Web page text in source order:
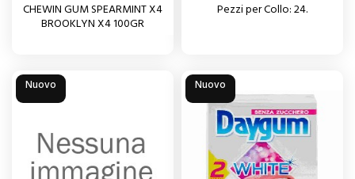
CHEWIN GUM SPEARMINT X4
BROOKLYN X4 100GR
Pezzi per Collo: 24.
Nuovo Nuovo